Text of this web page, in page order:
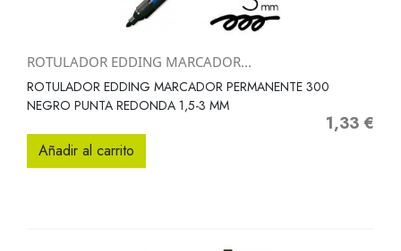
ROTULADOR EDDING MARCADOR...
ROTULADOR EDDING MARCADOR PERMANENTE 300
NEGRO PUNTA REDONDA 1,5-3 MM
Precio
1,33 €
Añadir al carrito